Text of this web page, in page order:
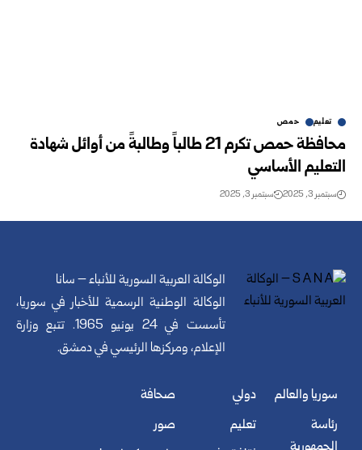
تعليم حمص
محافظة حمص تكرم 21 طالباً وطالبةً من أوائل شهادة
التعليم الأساسي
سبتمبر 3, 2025 سبتمبر 3, 2025
الوكالة العربية السورية للأنباء – سانا
الوكالة الوطنية الرسمية للأخبار في سوريا،
تأسست في 24 يونيو 1965. تتبع وزارة
الإعلام، ومركزها الرئيسي في دمشق.
سوريا والعالم
رئاسة
دولي
تعليم
صحافة
صور